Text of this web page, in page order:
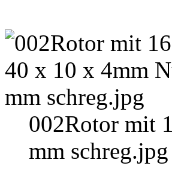
002Rotor mit
mm